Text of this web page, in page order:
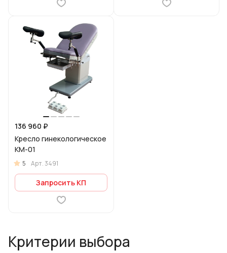
136 960 ₽
Кресло гинекологическое
КМ-01
5 Арт.3491
Запросить КП
Критерии выбора